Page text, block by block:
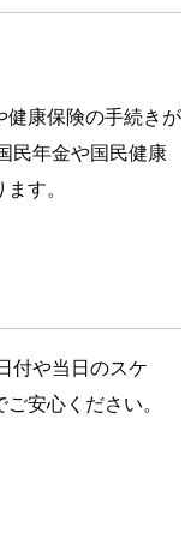
康保険の手続きが
民年金や国民健康
す。
付や当日のスケ
安心ください。